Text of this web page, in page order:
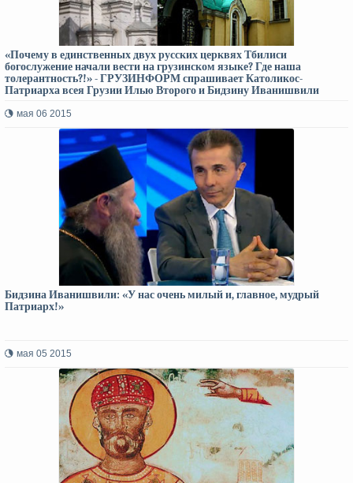
«Почему в единственных двух русских церквях Тбилиси
богослужение начали вести на грузинском языке? Где наша
толерантность?!» - ГРУЗИНФОРМ спрашивает Католикос-
Патриарха всея Грузии Илью Второго и Бидзину Иванишвили
мая 06 2015
Бидзина Иванишвили: «У нас очень милый и, главное, мудрый
Патриарх!»
мая 05 2015